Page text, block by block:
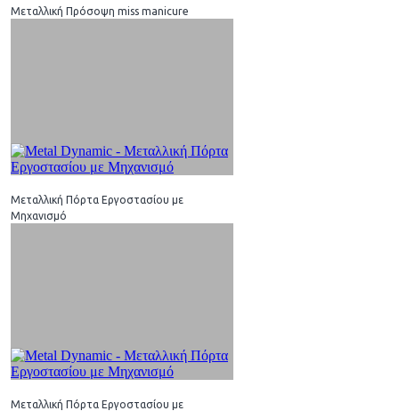
Μεταλλική Πρόσοψη miss manicure
Μεταλλική Πόρτα Εργοστασίου με
Μηχανισμό
Μεταλλική Πόρτα Εργοστασίου με